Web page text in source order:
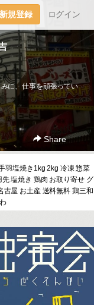
新規登録 ログイン
に、仕事を頑張ってい
Share
羽塩焼き1kg 2kg 冷凍 惣菜
塩焼き 鶏肉 お取り寄せ グ
古屋 お土産 送料無料 鶏三和